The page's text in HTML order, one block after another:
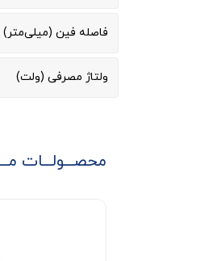
فاصله فین (میلی‌متر)
ولتاژ مصرفی (ولت)
محصـــولـــات